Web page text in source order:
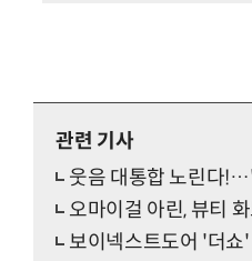
관련 기사
웃음 대통합 노린다
오마이걸 아린, 뷰티
보이넥스트도어 '더